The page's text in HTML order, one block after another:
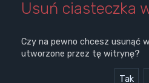
Usuń ciasteczka
Czy na pewno chcesz usunąć
utworzone przez tę witrynę?